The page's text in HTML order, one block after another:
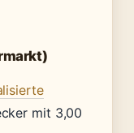
mit 3,00